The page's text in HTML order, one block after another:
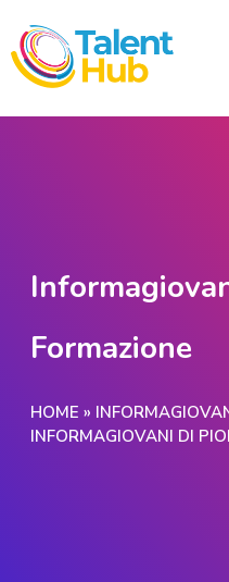
Formazione
HOME »
INFORMAGIOVANI DI